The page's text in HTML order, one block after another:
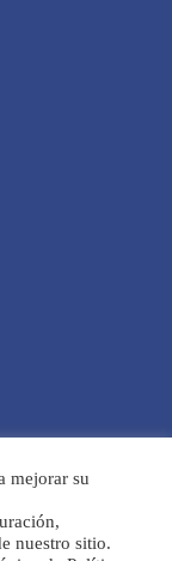
mejorar su
nuestro sitio.